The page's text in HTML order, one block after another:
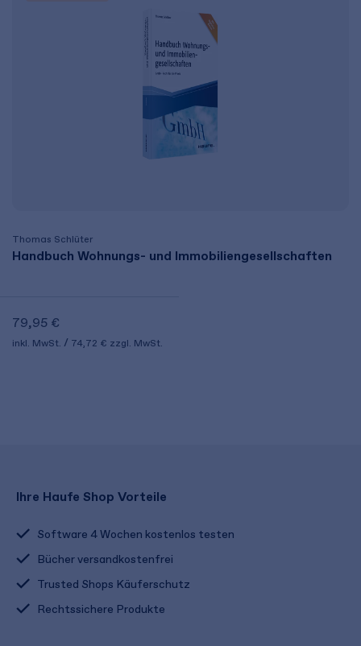
Thomas Schlüter
Handbuch Wohnungs- und Immobiliengesellschaften
79,95 €
inkl. MwSt. 74,72 € zzgl. MwSt.
Ihre Haufe Shop Vorteile
Software 4 Wochen kostenlos testen
Bücher versandkostenfrei
Trusted Shops Käuferschutz
Rechtssichere Produkte